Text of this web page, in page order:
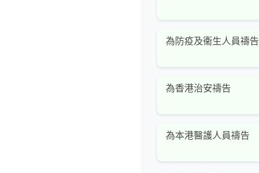
為防疫及衞生人員禱告
為香港治安禱告
為本港醫護人員禱告